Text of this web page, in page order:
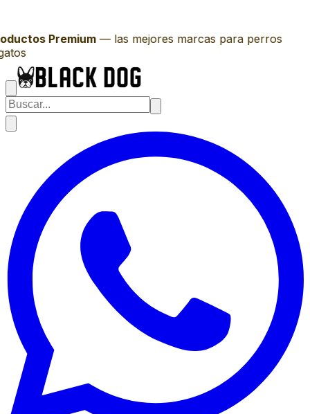
Premium— las mejores marcas para perros